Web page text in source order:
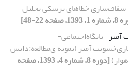
شفاف‌سازی خطاهای پزشکی تحلیل
صفحه 22-48]
پایگاه‌اجتماعی-
آمیز‌‌ (نمونه ی‌مطالعه‌:دانش
[دوره 8، شماره 4، 1393، صفحه